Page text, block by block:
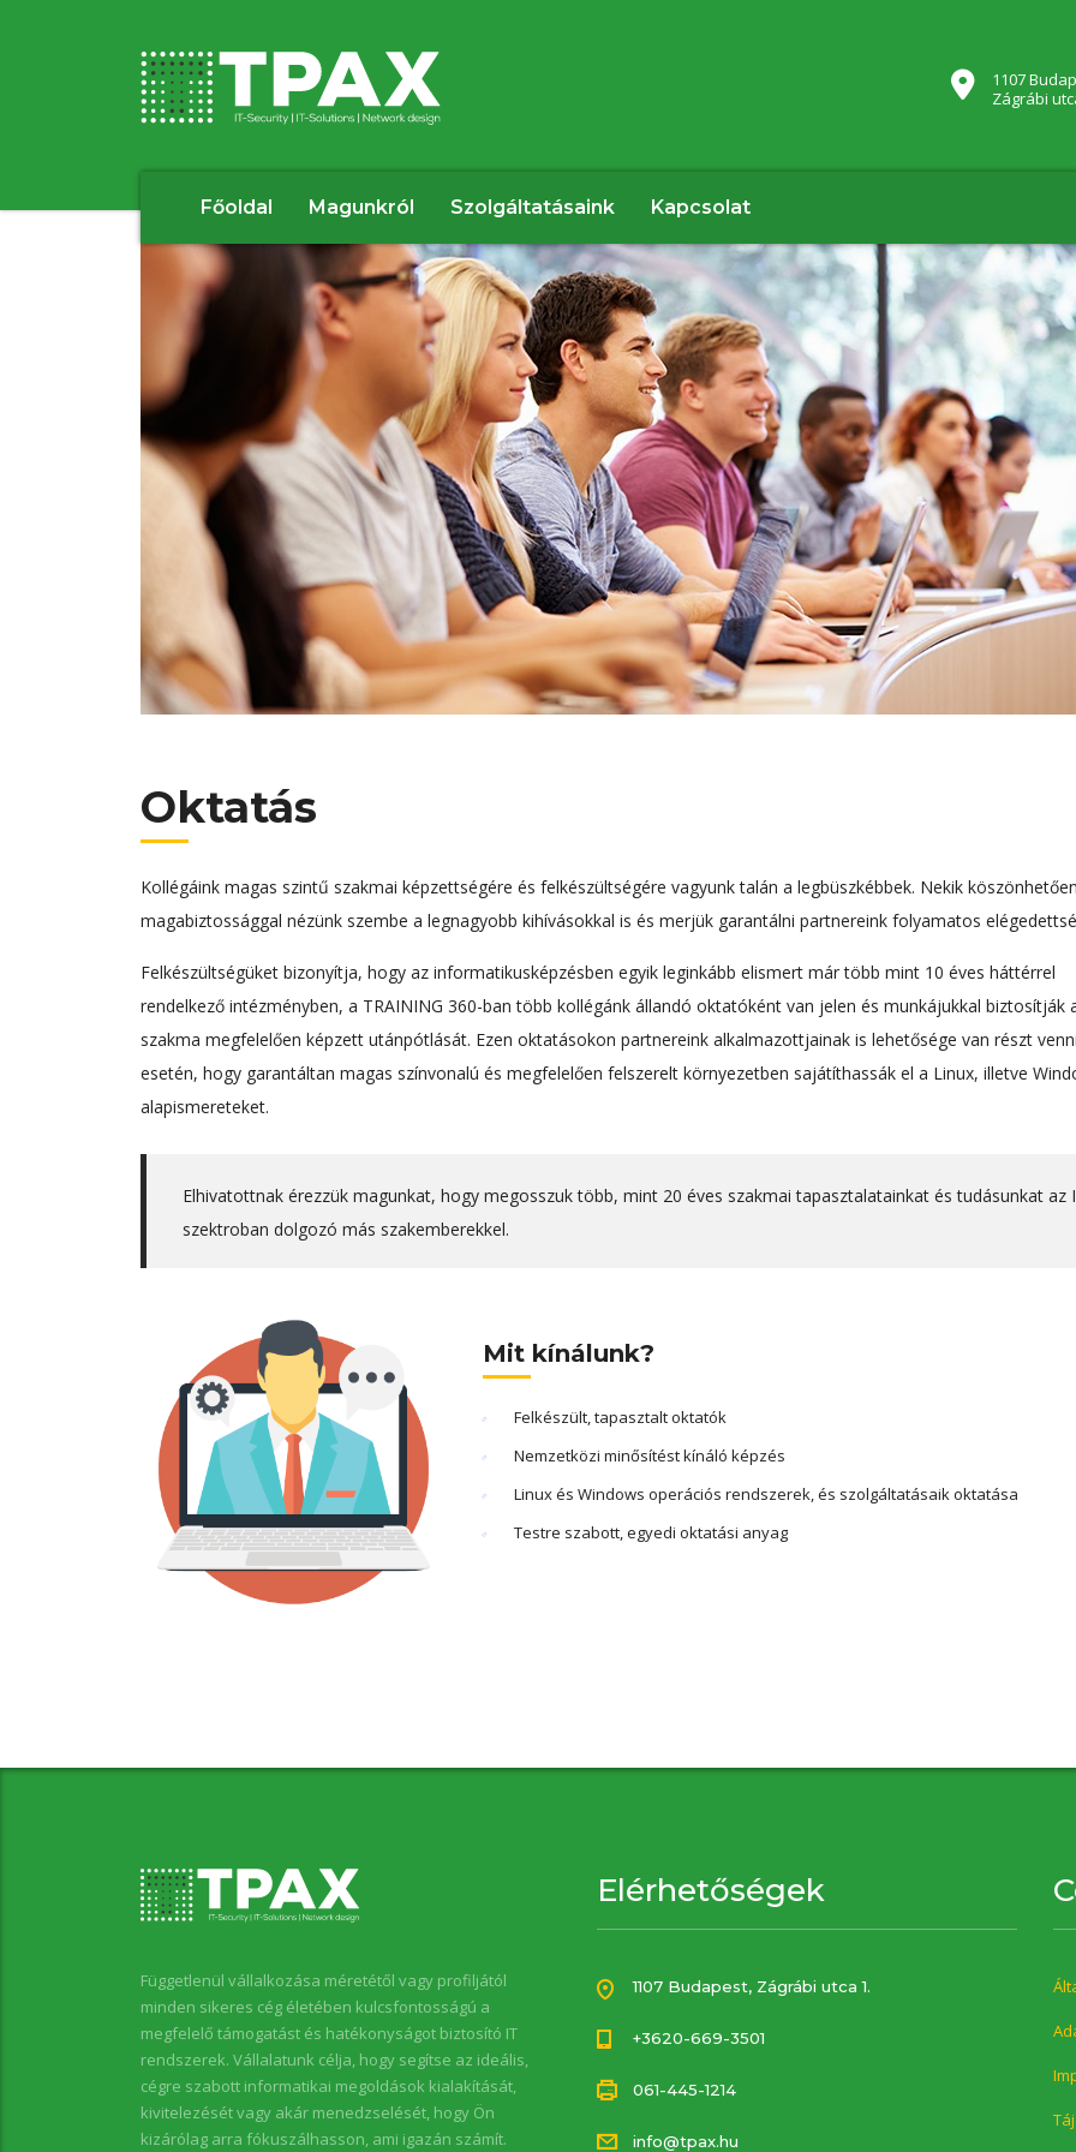
1107
Zágrábi
Főoldal Magunkról Szolgáltatásaink Kapcsolat
Oktatás
Kollégáink magas szintű szakmai képzettségére és felkészültségére vagyunk talán a legbüszkébbek. Nekik
magabiztossággal nézünk szembe a legnagyobb kihívásokkal is és merjük garantálni partnereink folyamatos
Felkészültségüket bizonyítja, hogy az informatikusképzésben egyik leginkább elismert már több mint 10 éves háttérrel
rendelkező intézményben, a TRAINING 360-ban több kollégánk állandó oktatóként van jelen és munkájukkal biztosítják
szakma megfelelően képzett utánpótlását. Ezen oktatásokon partnereink alkalmazottjainak is lehetősége van részt
esetén, hogy garantáltan magas színvonalú és megfelelően felszerelt környezetben sajátíthassák el a Linux, illetve
alapismereteket.
Elhivatottnak érezzük magunkat, hogy megosszuk több, mint 20 éves szakmai tapasztalatainkat és tudásunkat az
szektroban dolgozó más szakemberekkel.
Mit kínálunk?
Felkészült, tapasztalt oktatók
Nemzetközi minősítést kínáló képzés
Linux és Windows operációs rendszerek, és szolgáltatásaik oktatása
Testre szabott, egyedi oktatási anyag
Függetlenül vállalkozása méretétől vagy profiljától
minden sikeres cég életében kulcsfontosságú a
megfelelő támogatást és hatékonyságot biztosító IT
rendszerek. Vállalatunk célja, hogy segítse az ideális,
cégre szabott informatikai megoldások kialakítását,
kivitelezését vagy akár menedzselését, hogy Ön
kizárólag arra fókuszálhasson, ami igazán számít.
Elérhetőségek
1107 Budapest, Zágrábi utca 1.
+3620-669-3501
061-445-1214
info@tpax.hu